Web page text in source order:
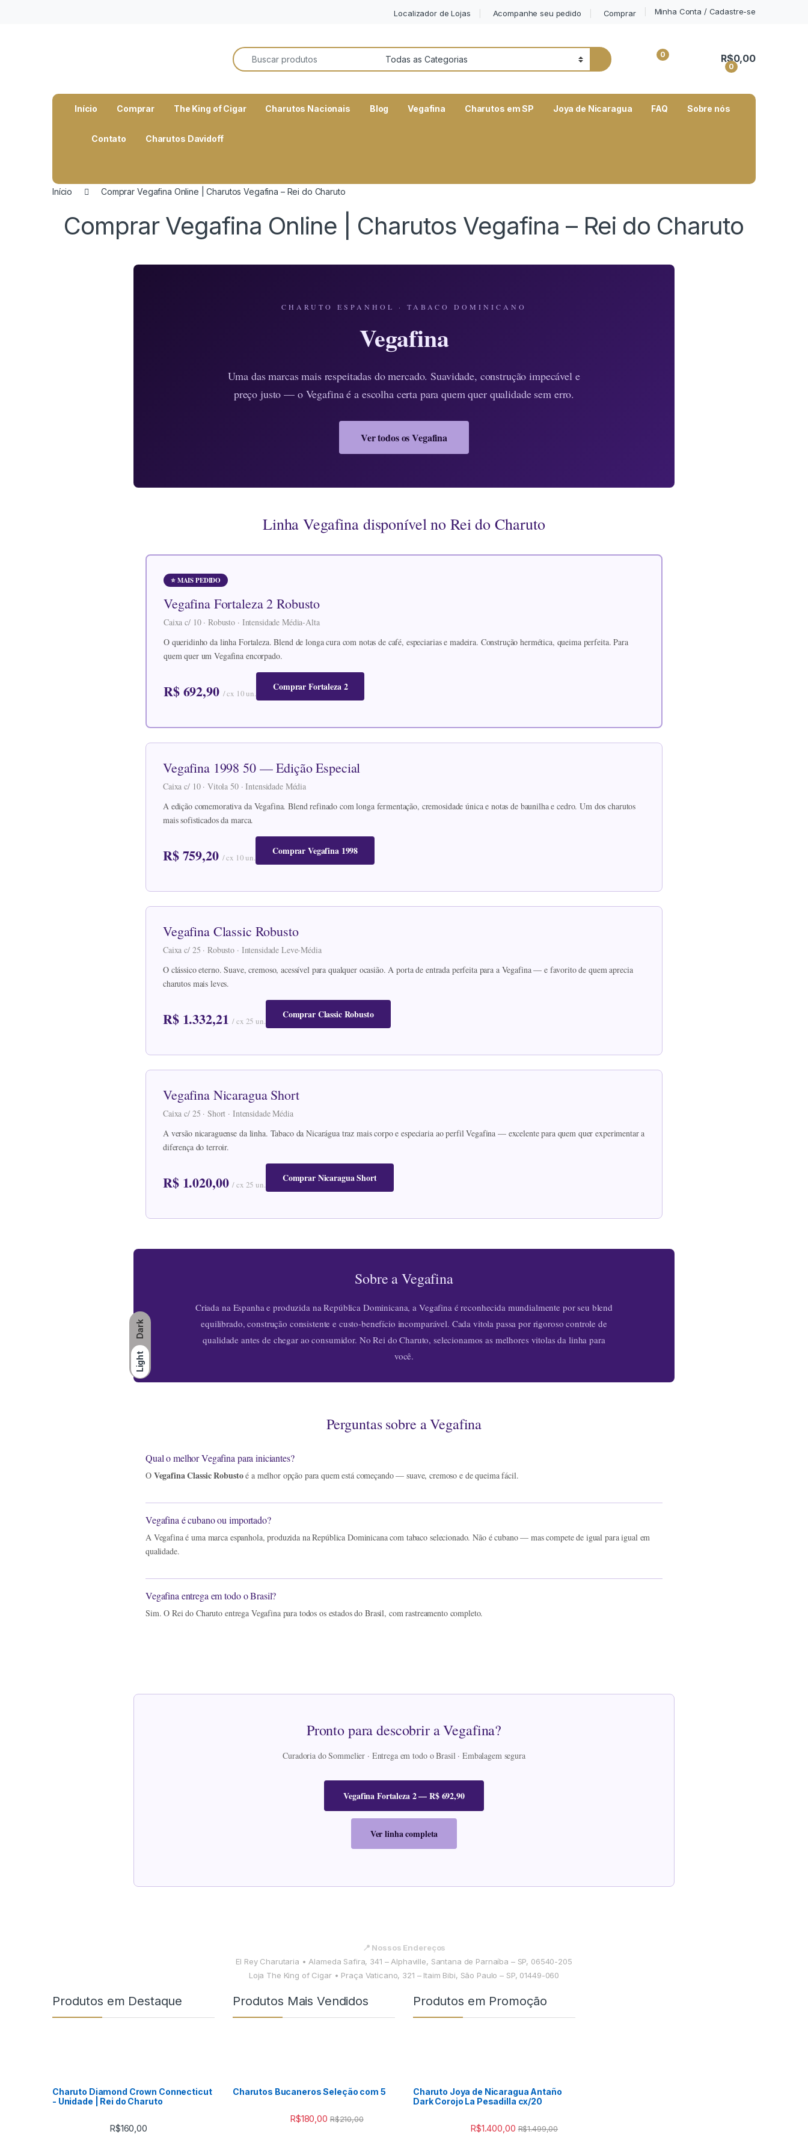
Dark
Light
Localizador de Lojas Acompanhe seu pedido Comprar Minha Conta / Cadastre-se
Open
Search for: 0
My Account
0
R$0,00
Início Comprar The King of Cigar Charutos Nacionais Blog Vegafina Charutos em SP Joya de Nicaragua FAQ Sobre nós
Contato Charutos Davidoff
Início Comprar Vegafina Online | Charutos Vegafina – Rei do Charuto
Comprar Vegafina Online | Charutos Vegafina – Rei do Charuto
CHARUTO ESPANHOL · TABACO DOMINICANO
Vegafina
Uma das marcas mais respeitadas do mercado. Suavidade, construção impecável e
preço justo — o Vegafina é a escolha certa para quem quer qualidade sem erro.
Ver todos os Vegafina
Linha Vegafina disponível no Rei do Charuto
⭐ MAIS PEDIDO
Vegafina Fortaleza 2 Robusto
Caixa c/ 10 · Robusto · Intensidade Média-Alta
O queridinho da linha Fortaleza. Blend de longa cura com notas de café, especiarias e madeira. Construção hermética, queima perfeita. Para
quem quer um Vegafina encorpado.
R$ 692,90 / cx 10 un.
Comprar Fortaleza 2
Vegafina 1998 50 — Edição Especial
Caixa c/ 10 · Vitola 50 · Intensidade Média
A edição comemorativa da Vegafina. Blend refinado com longa fermentação, cremosidade única e notas de baunilha e cedro. Um dos charutos
mais sofisticados da marca.
R$ 759,20 / cx 10 un.
Comprar Vegafina 1998
Vegafina Classic Robusto
Caixa c/ 25 · Robusto · Intensidade Leve-Média
O clássico eterno. Suave, cremoso, acessível para qualquer ocasião. A porta de entrada perfeita para a Vegafina — e favorito de quem aprecia
charutos mais leves.
R$ 1.332,21/ cx 25 un.
Comprar Classic Robusto
Vegafina Nicaragua Short
Caixa c/ 25 · Short · Intensidade Média
A versão nicaraguense da linha. Tabaco da Nicarágua traz mais corpo e especiaria ao perfil Vegafina — excelente para quem quer experimentar a
diferença do terroir.
R$ 1.020,00/ cx 25 un.
Comprar Nicaragua Short
Sobre a Vegafina
Criada na Espanha e produzida na República Dominicana, a Vegafina é reconhecida mundialmente por seu blend
equilibrado, construção consistente e custo-benefício incomparável. Cada vitola passa por rigoroso controle de
qualidade antes de chegar ao consumidor. No Rei do Charuto, selecionamos as melhores vitolas da linha para
você.
Perguntas sobre a Vegafina
Qual o melhor Vegafina para iniciantes?
O Vegafina Classic Robustoé a melhor opção para quem está começando — suave, cremoso e de queima fácil.
Vegafina é cubano ou importado?
A Vegafina é uma marca espanhola, produzida na República Dominicana com tabaco selecionado. Não é cubano — mas compete de igual para igual em
qualidade.
Vegafina entrega em todo o Brasil?
Sim. O Rei do Charuto entrega Vegafina para todos os estados do Brasil, com rastreamento completo.
Pronto para descobrir a Vegafina?
Curadoria do Sommelier · Entrega em todo o Brasil · Embalagem segura
Vegafina Fortaleza 2 — R$ 692,90
Ver linha completa
📍 Nossos Endereços
El Rey Charutaria • Alameda Safira, 341 – Alphaville, Santana de Parnaíba – SP, 06540-205
Loja The King of Cigar • Praça Vaticano, 321 – Itaim Bibi, São Paulo – SP, 01449-060
Produtos em Destaque
Charuto Diamond Crown Connecticut
- Unidade | Rei do Charuto
R$160,00
Produtos Mais Vendidos
Charutos Bucaneros Seleção com 5
R$180,00 R$210,00
Produtos em Promoção
Charuto Joya de Nicaragua Antaño
Dark Corojo La Pesadilla cx/20
R$1.400,00 R$1.499,00